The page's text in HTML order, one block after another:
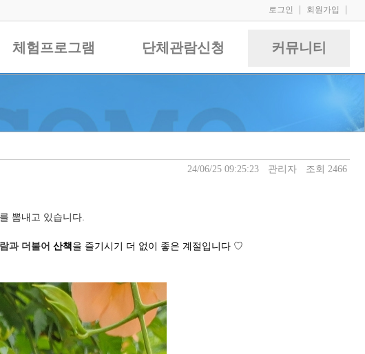
로그인 회원가입
체험프로그램 단체관람신청 커뮤니티
24/06/25 09:25:23 관리자 조회 2466
뽐내고 있습니다.
과 더불어 산책을 즐기시기 더 없이 좋은 계절입니다 ♡